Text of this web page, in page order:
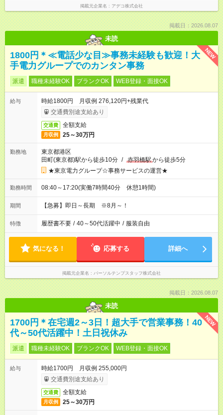
掲載元企業名 アデコ株式会社
掲載日：2026.08.07
未読
NEW
1800円＊≪電話少な目≫事務未経験も歓迎！大
手電力グループでのカンタン事務
派遣 職種未経験OK ブランクOK WEB登録・面接OK
給与
時給1800円 月収例 276,120円+残業代
交通費別途支給あり
交通費 全額支給
月収例 25～30万円
勤務地
東京都港区
田町(東京都)駅から徒歩10分 / 赤羽橋駅から徒歩5分
★東京電力グループ☆事務サービスの運営★
勤務時間 08:40～17:20(実働7時間40分 休憩1時間)
期間 【急募】即日～長期 ※8月～！
特徴 履歴書不要 / 40～50代活躍中 / 服装自由
気になる！ 応募する 詳細へ
掲載元企業名 パーソルテンプスタッフ株式会社
掲載日：2026.08.07
未読
NEW
1700円＊在宅週2～3日！超大手で営業事務！40
代～50代活躍中！土日祝休み
派遣 職種未経験OK ブランクOK WEB登録・面接OK
給与
時給1700円 月収例 255,000円
交通費別途支給あり
交通費 全額支給
月収例 25～30万円